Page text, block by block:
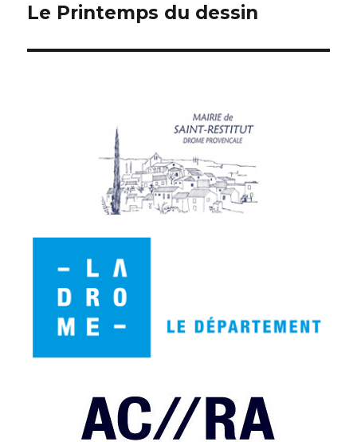
Le Printemps du dessin